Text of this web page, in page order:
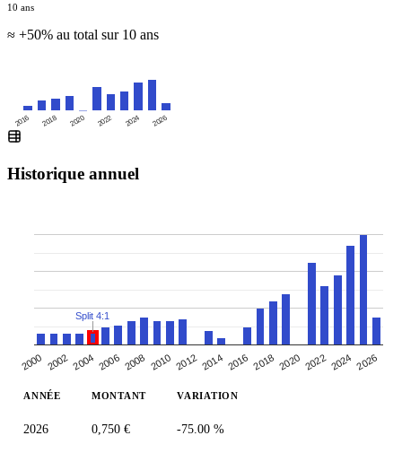
10 ans
≈ +50% au total sur 10 ans
2016 2018 2020 2022 2024 2026
Historique annuel
2000 2002 2004 2006 2008 2010 2012 2014 2016 2018 2020 2022 2024 2026
Split 4:1
ANNÉE MONTANT VARIATION
2026 0,750 € -75.00 %